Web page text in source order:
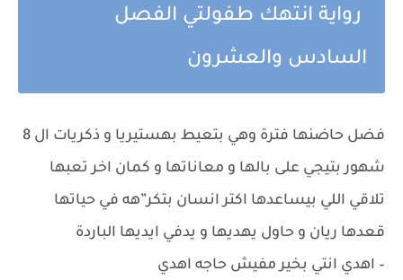
رواية انتهك طفولتي الفصل
السادس والعشرون
فضل حاضنها فترة وهي بتعيط بهستيريا و ذكريات ال 8
شهور بتيجي على بالها و معاناتها و كمان اخر تعبها
تلاقي اللي بيساعدها اكتر انسان بتكر”هه في حياتها
قعدها ريان و حاول يهديها و يدفي ايديها الباردة
– اهدي انتي بخير مفيش حاجه اهدي